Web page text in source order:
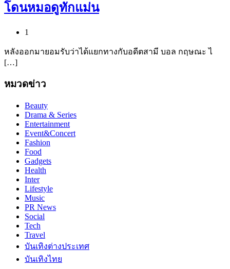
โดนหมอดูทักแม่น
1
หลังออกมายอมรับว่าได้แยกทางกับอดีตสามี บอล กฤษณะ ไ
[…]
หมวดข่าว
Beauty
Drama & Series
Entertainment
Event&Concert
Fashion
Food
Gadgets
Health
Inter
Lifestyle
Music
PR News
Social
Tech
Travel
บันเทิงต่างประเทศ
บันเทิงไทย